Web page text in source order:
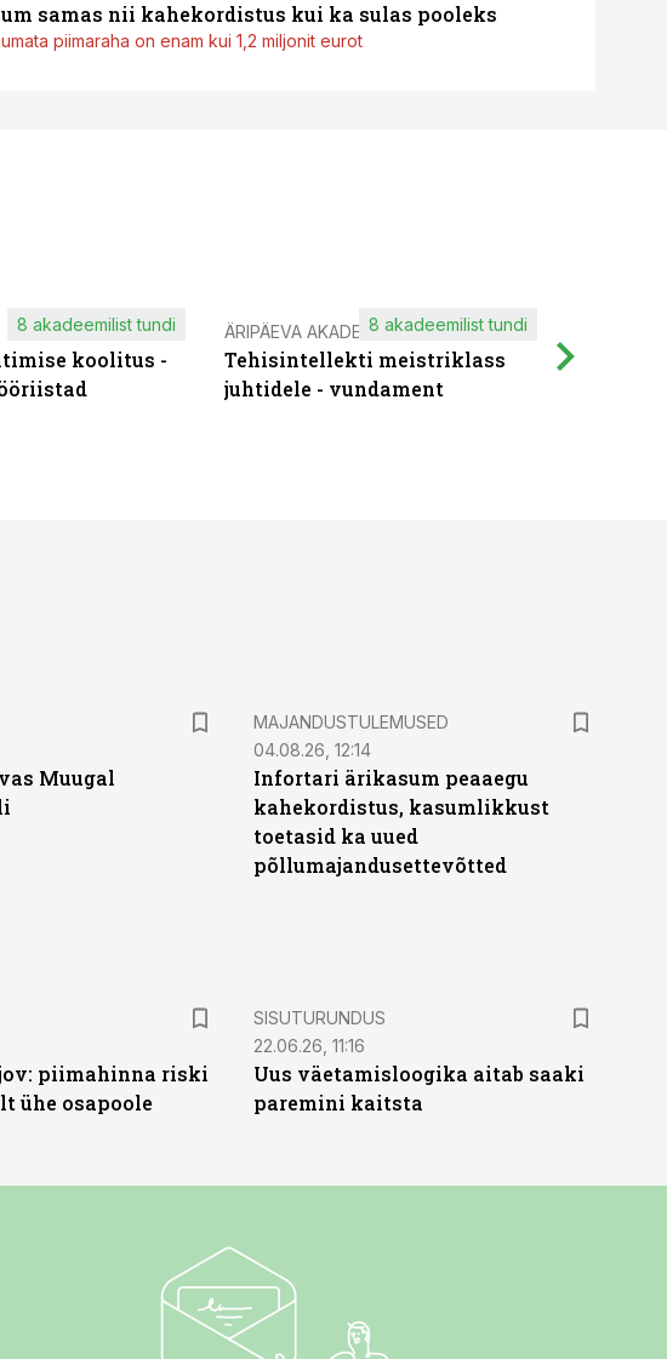
samas nii kahekordistus kui ka sulas pooleks
piimaraha on enam kui 1,2 miljonit eurot
koolitus -
8 akadeemilist tundi ÄRIPÄEVA AKADEEMIA
Tehisintellekti meistriklass
juhtidele - vundament
8 akadeemilist tundi
Muugal
MAJANDUSTULEMUSED
04.08.26, 12:14
Infortari ärikasum peaaegu
kahekordistus, kasumlikkust
toetasid ka uued
põllumajandusettevõtted
piimahinna riski
ühe osapoole
ST
SISUTURUNDUS
22.06.26, 11:16
Uus väetamisloogika aitab saaki
paremini kaitsta